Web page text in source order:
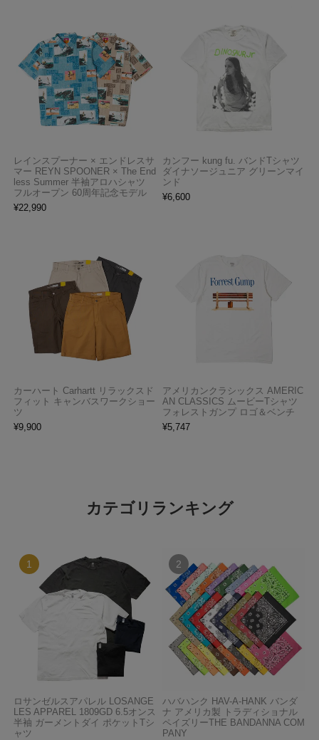
レインスプーナー × エンドレスサ
マー REYN SPOONER × The End
less Summer 半袖アロハシャツ
フルオープン 60周年記念モデル
¥22,990
カンフー kung fu. バンドTシャツ
ダイナソージュニア グリーンマイ
ンド
¥6,600
カーハート Carhartt リラックスド
フィット キャンバスワークショー
ツ
¥9,900
アメリカンクラシックス AMERIC
AN CLASSICS ムービーTシャツ
フォレストガンプ ロゴ＆ベンチ
¥5,747
カテゴリランキング
ロサンゼルスアパレル LOSANGE
LES APPAREL 1809GD 6.5オンス
半袖 ガーメントダイ ポケットTシ
ャツ
ハバハンク HAV-A-HANK バンダ
ナ アメリカ製 トラディショナル
ペイズリーTHE BANDANNA COM
PANY